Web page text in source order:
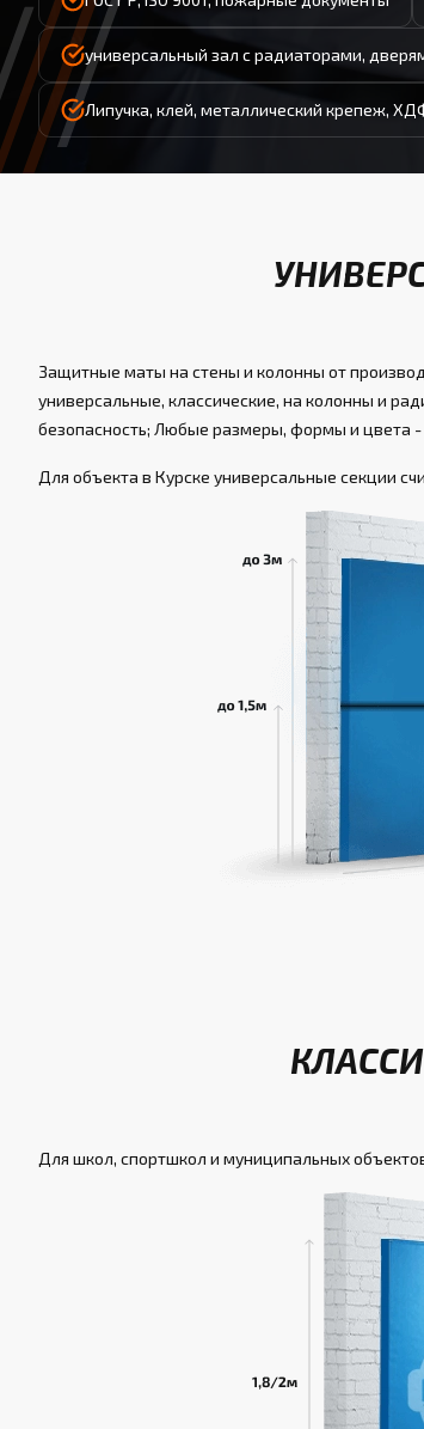
универсальный зал с радиаторами,
Липучка, клей, металлический крепеж,
Защитные маты на стены и колонны от
универсальные, классические, на колонны и
безопасность; Любые размеры, формы и цвета
Для объекта в Курске универсальные секции
Для школ, спортшкол и муниципальных